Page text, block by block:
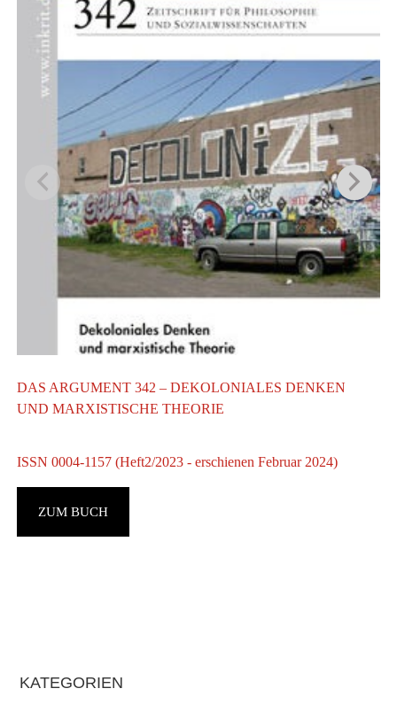
DAS ARGUMENT 342 – DEKOLONIALES DENKEN
UND MARXISTISCHE THEORIE
ISSN 0004-1157 (Heft2/2023 - erschienen Februar 2024)
ZUM BUCH
Haupt-
KATEGORIEN